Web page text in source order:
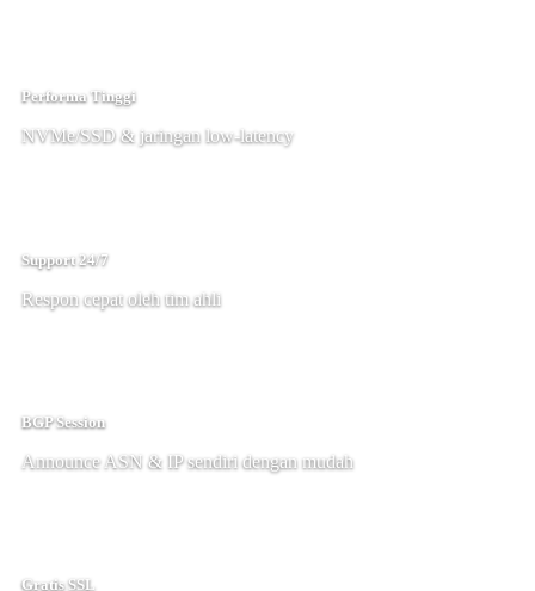
Performa Tinggi
NVMe/SSD & jaringan low-latency
Support 24/7
Respon cepat oleh tim ahli
BGP Session
Announce ASN & IP sendiri dengan mudah
Gratis SSL